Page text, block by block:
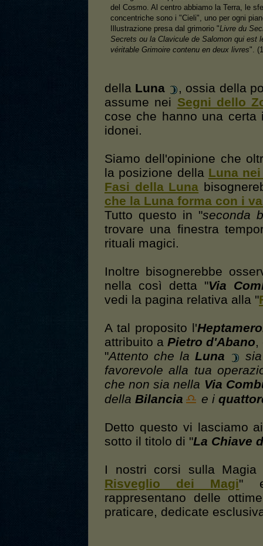
del Cosmo. Al centro abbiamo la Terra, le
concentriche sono i "Cieli", uno per ogni
Illustrazione presa dal grimorio "Livre du
Secrets ou la Clavicule de Salomon qui est
véritable Grimoire contenu en deux livres".
della Luna
, ossia della
assume nei Segni dello
cose che hanno una certa
idonei.
Siamo dell'opinione che
la posizione della Luna
Fasi della Luna
che la Luna forma con i
Tutto questo in "seconda
trovare una finestra
rituali magici.
Inoltre bisognerebbe
nella così detta "Via
vedi la pagina relativa alla "
A tal proposito l'
attribuito a Pietro d'Abano,
"Attento che la Luna
favorevole alla tua
che non sia nella Via
della Bilancia e i
Detto questo vi lasciamo
sotto il titolo di "La Chiave
I nostri corsi sulla Magia
Risveglio dei Magi"
rappresentano delle
praticare, dedicate